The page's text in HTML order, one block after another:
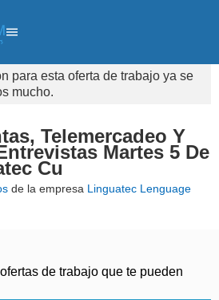
para esta oferta de trabajo ya se
mucho.
Telemercadeo Y
Martes 5 De
Cu
de la empresa Linguatec Lenguage
de trabajo que te pueden